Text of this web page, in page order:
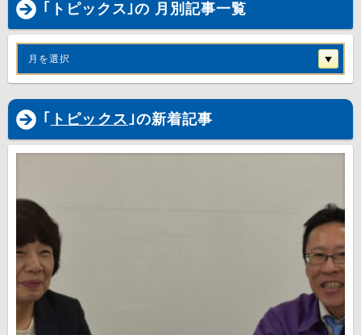
｢トピックス｣の 月別記事一覧
月を選択
｢ トピックス｣の新着記事